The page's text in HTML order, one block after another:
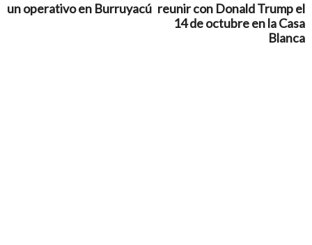
un operativo en Burruyacú reunir con Donald Trump el
14 de octubre en la Casa
Blanca